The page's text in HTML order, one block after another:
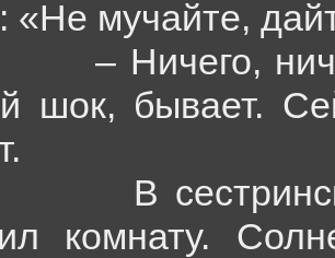
«Не мучайте,
– Ничего,
шок, бывает.
В
комнату.